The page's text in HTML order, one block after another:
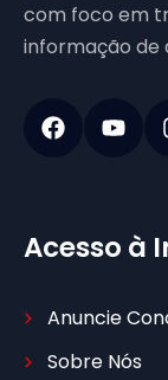
com foco em
informação de
Acesso à
Anuncie
Sobre Nós